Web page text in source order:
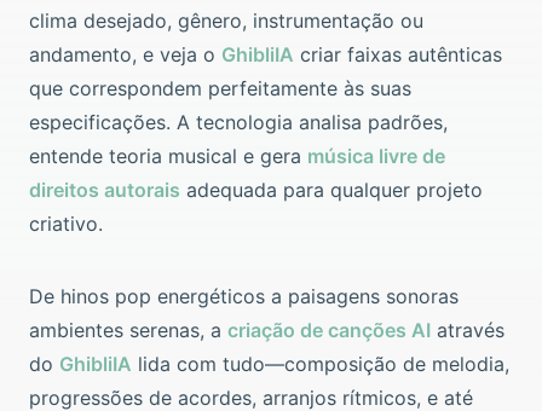
clima desejado, gênero, instrumentação ou
andamento, e veja o GhibliIA criar faixas autênticas
que correspondem perfeitamente às suas
especificações. A tecnologia analisa padrões,
entende teoria musical e gera música livre de
direitos autorais adequada para qualquer projeto
criativo.
De hinos pop energéticos a paisagens sonoras
ambientes serenas, a criação de canções AI através
do GhibliIA lida com tudo—composição de melodia,
progressões de acordes, arranjos rítmicos, e até